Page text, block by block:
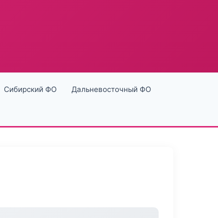
Сибирский ФО Дальневосточный ФО